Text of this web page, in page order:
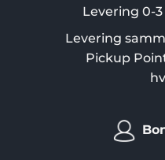
Levering 0-
Levering
Pickup